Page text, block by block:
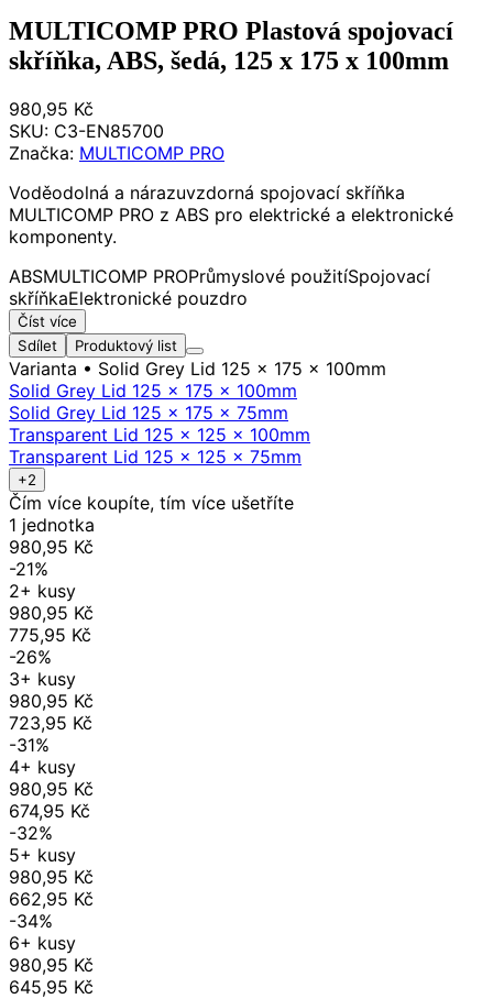
MULTICOMP PRO Plastová spojovací
skříňka, ABS, šedá, 125 x 175 x 100mm
980,95 Kč
SKU: C3-EN85700
Značka: MULTICOMP PRO
Voděodolná a nárazuvzdorná spojovací skříňka
MULTICOMP PRO z ABS pro elektrické a elektronické
komponenty.
ABSMULTICOMP PROPrůmyslové použitíSpojovací
skříňkaElektronické pouzdro
Číst více
Sdílet
Produktový list
Varianta • Solid Grey Lid 125 x 175 x 100mm
Solid Grey Lid 125 x 175 x 100mm
Solid Grey Lid 125 x 175 x 75mm
Transparent Lid 125 x 125 x 100mm
Transparent Lid 125 x 125 x 75mm
+2
Čím více koupíte, tím více ušetříte
1 jednotka
980,95 Kč
-21%
2+ kusy
980,95 Kč
775,95 Kč
-26%
3+ kusy
980,95 Kč
723,95 Kč
-31%
4+ kusy
980,95 Kč
674,95 Kč
-32%
5+ kusy
980,95 Kč
662,95 Kč
-34%
6+ kusy
980,95 Kč
645,95 Kč